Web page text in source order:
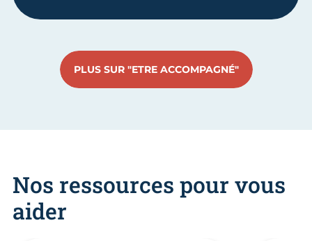
PLUS SUR "ETRE ACCOMPAGNÉ"
Nos ressources pour vous
aider